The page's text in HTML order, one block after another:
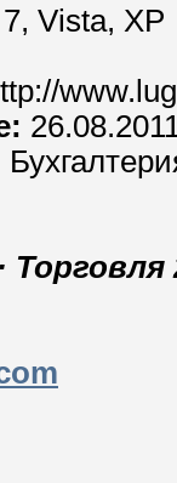
Vista, XP
Торговля